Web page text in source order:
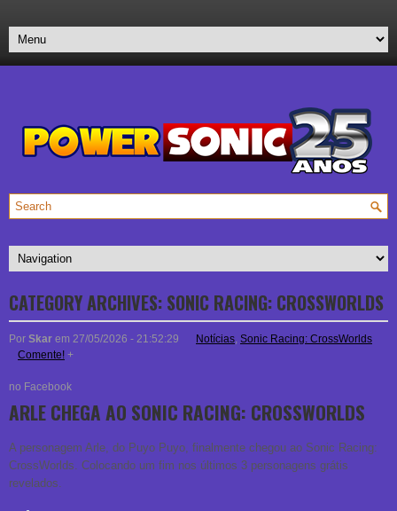
CATEGORY ARCHIVES: SONIC RACING: CROSSWORLDS
Por Skar em 27/05/2026 - 21:52:29 Notícias, Sonic Racing: CrossWorlds
Comente! +
no Facebook
ARLE CHEGA AO SONIC RACING: CROSSWORLDS
A personagem Arle, do Puyo Puyo, finalmente chegou ao Sonic Racing:
CrossWorlds. Colocando um fim nos últimos 3 personagens grátis
revelados.